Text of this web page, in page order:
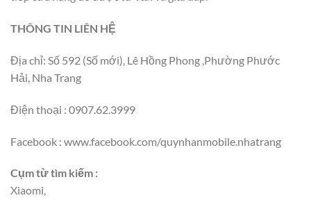
THÔNG TIN LIÊN HỆ
Địa chỉ: Số 592 (Số mới), Lê Hồng Phong ,Phường Phước
Hải, Nha Trang
Điện thoại : 0907.62.3999
Facebook : www.facebook.com/quynhanmobile.nhatrang
Cụm từ tìm kiếm :
Xiaomi,